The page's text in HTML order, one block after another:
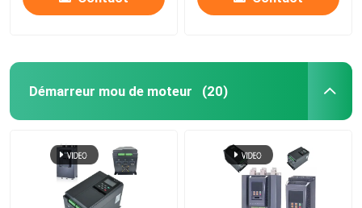
Démarreur mou de moteur (20)